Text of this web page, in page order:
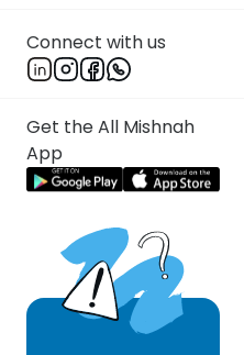
Connect with us
Get the All Mishnah
App
Yisraelim discharge their
offerings, or the animal
obligation] with sin-
animals], and the breast
with fowl[-offerings] nor with
Show
Chagiga1:5
מֻעָטִים — מֵבִיא שְׁלָמִים מְרֻבִּים
מֻעָטִין — מֵבִיא עוֹלוֹת